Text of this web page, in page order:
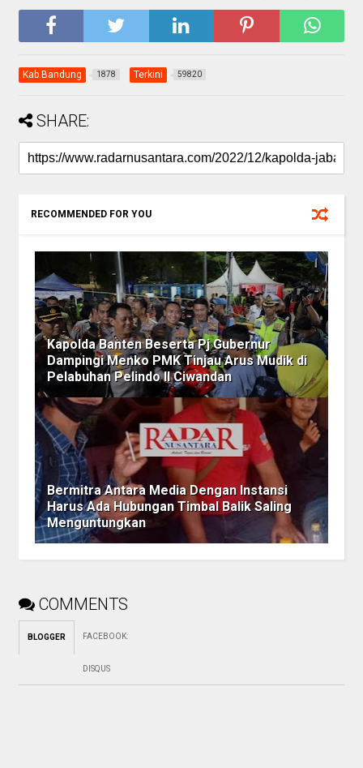
Kab.Bandung 1878 Terkini 59820
SHARE:
RECOMMENDED FOR YOU
Kapolda Banten Beserta Pj Gubernur
Dampingi Menko PMK Tinjau Arus Mudik di
Pelabuhan Pelindo II Ciwandan
Bermitra Antara Media Dengan Instansi
Harus Ada Hubungan Timbal Balik Saling
Menguntungkan
COMMENTS
BLOGGER FACEBOOK:
DISQUS